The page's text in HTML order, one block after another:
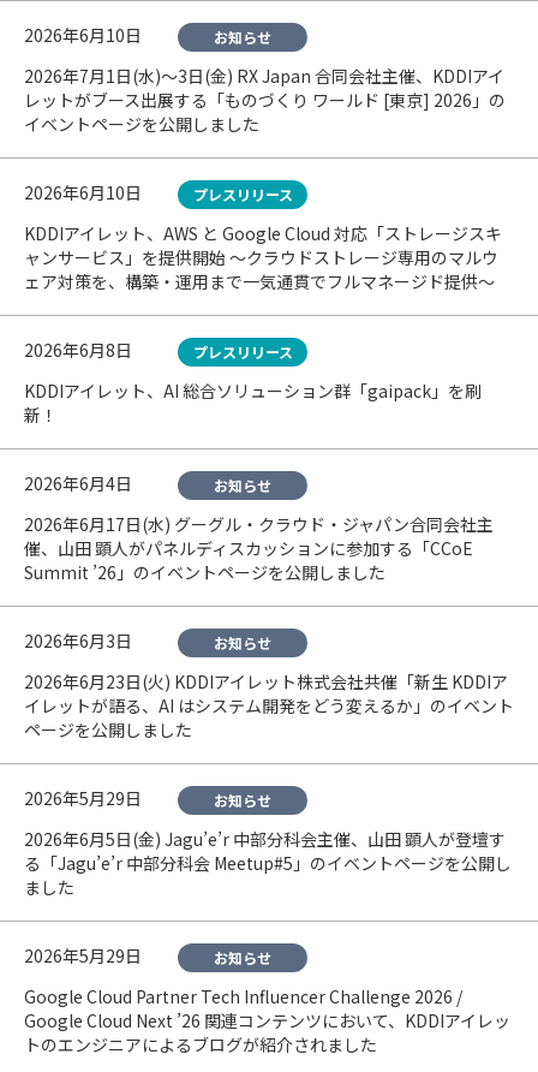
2026年6月10日 お知らせ
2026年7月1日(水)〜3日(金) RX Japan 合同会社主催、KDDIアイ
レットがブース出展する「ものづくり ワールド [東京] 2026」の
イベントページを公開しました
2026年6月10日 プレスリリース
KDDIアイレット、AWS と Google Cloud 対応「ストレージスキ
ャンサービス」を提供開始 〜クラウドストレージ専用のマルウ
ェア対策を、構築・運用まで一気通貫でフルマネージド提供〜
2026年6月8日 プレスリリース
KDDIアイレット、AI 総合ソリューション群「gaipack」を刷
新！
2026年6月4日 お知らせ
2026年6月17日(水) グーグル・クラウド・ジャパン合同会社主
催、山田 顕人がパネルディスカッションに参加する「CCoE
Summit ’26」のイベントページを公開しました
2026年6月3日 お知らせ
2026年6月23日(火) KDDIアイレット株式会社共催「新生 KDDIア
イレットが語る、AI はシステム開発をどう変えるか」のイベント
ページを公開しました
2026年5月29日 お知らせ
2026年6月5日(金) Jagu’e’r 中部分科会主催、山田 顕人が登壇す
る「Jagu’e’r 中部分科会 Meetup#5」のイベントページを公開し
ました
2026年5月29日 お知らせ
Google Cloud Partner Tech Influencer Challenge 2026 /
Google Cloud Next ’26 関連コンテンツにおいて、KDDIアイレッ
トのエンジニアによるブログが紹介されました